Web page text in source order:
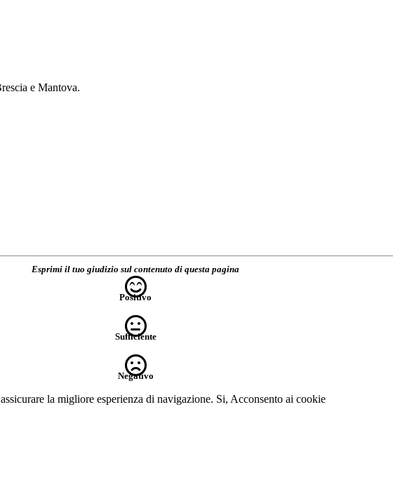
e Mantova.
Esprimi il tuo giudizio sul contenuto di questa pagina
Positivo
Sufficiente
Negativo
la migliore esperienza di navigazione. Si, Acconsento ai cookie